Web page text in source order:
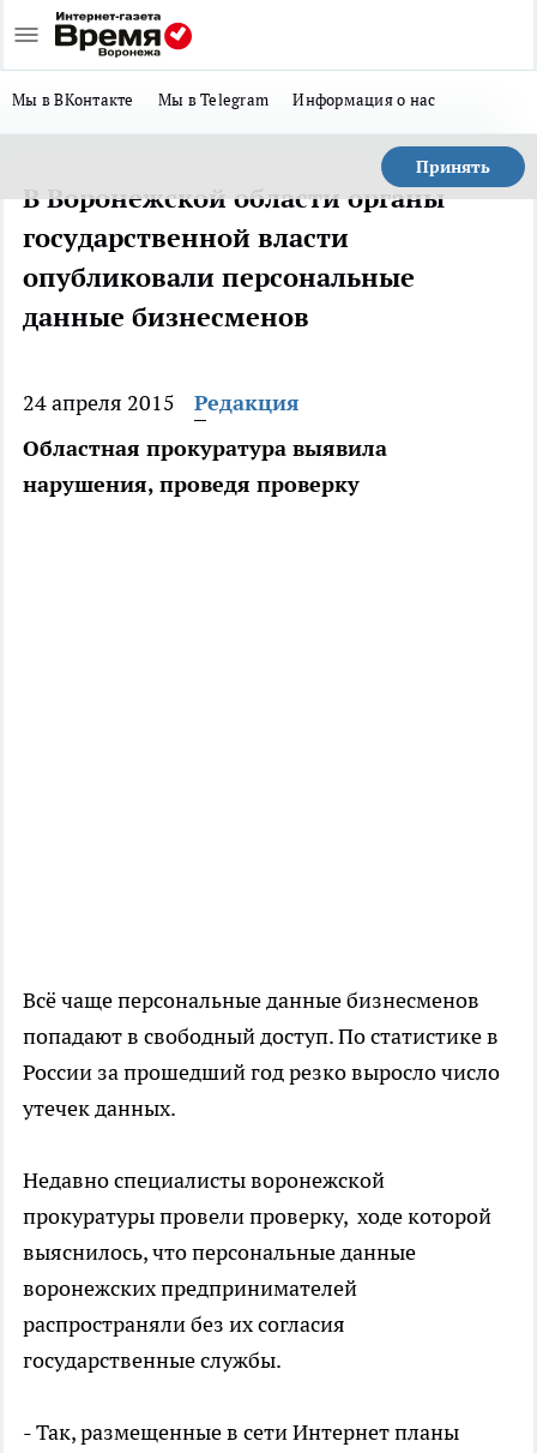
Мы в ВКонтакте Мы в Telegram Информация о нас
Принять
В Воронежской области органы
государственной власти
опубликовали персональные
данные бизнесменов
24 апреля 2015
Редакция
Областная прокуратура выявила
нарушения, проведя проверку
Всё чаще персональные данные бизнесменов
попадают в свободный доступ. По статистике в
России за прошедший год резко выросло число
утечек данных.
Недавно специалисты воронежской
прокуратуры провели проверку, ходе которой
выяснилось, что персональные данные
воронежских предпринимателей
распространяли без их согласия
государственные службы.
- Так, размещенные в сети Интернет планы